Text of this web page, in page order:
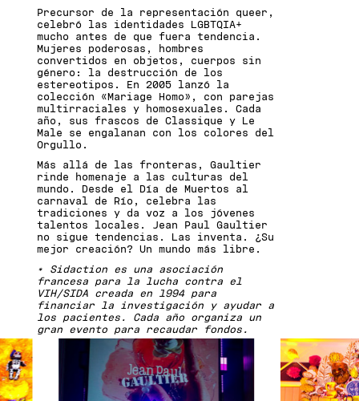
Precursor de la representación queer,
celebró las identidades LGBTQIA+
mucho antes de que fuera tendencia.
Mujeres poderosas, hombres
convertidos en objetos, cuerpos sin
género: la destrucción de los
estereotipos. En 2005 lanzó la
colección «Mariage Homo», con parejas
multirraciales y homosexuales. Cada
año, sus frascos de Classique y Le
Male se engalanan con los colores del
Orgullo.
Más allá de las fronteras, Gaultier
rinde homenaje a las culturas del
mundo. Desde el Día de Muertos al
carnaval de Río, celebra las
tradiciones y da voz a los jóvenes
talentos locales. Jean Paul Gaultier
no sigue tendencias. Las inventa. ¿Su
mejor creación? Un mundo más libre.
* Sidaction es una asociación
francesa para la lucha contra el
VIH/SIDA creada en 1994 para
financiar la investigación y ayudar a
los pacientes. Cada año organiza un
gran evento para recaudar fondos.